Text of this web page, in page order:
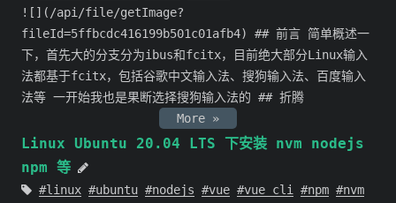
![](/api/file/getImage?
fileId=5ffbcdc416199b501c01afb4) ## 前言 简单概述一
下，首先大的分支分为ibus和fcitx，目前绝大部分Linux输入
法都基于fcitx，包括谷歌中文输入法、搜狗输入法、百度输入
法等 一开始我也是果断选择搜狗输入法的 ## 折腾
More »
Linux Ubuntu 20.04 LTS 下安装 nvm nodejs
npm 等
linux ubuntu nodejs vue vue cli npm
nvm